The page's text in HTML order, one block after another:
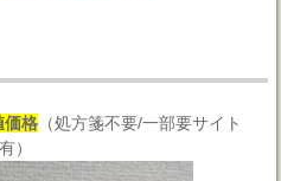
価格（処方箋不要/一部要サイト
有）